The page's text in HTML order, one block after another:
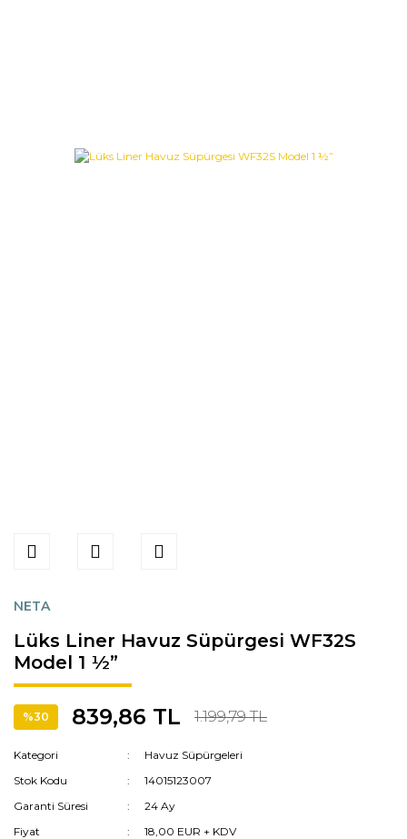
NETA
Lüks Liner Havuz Süpürgesi WF32S
Model 1 ½”
%30 839,86 TL 1.199,79 TL
Kategori
Havuz Süpürgeleri
Stok Kodu
14015123007
Garanti Süresi
24 Ay
Fiyat
18,00 EUR + KDV